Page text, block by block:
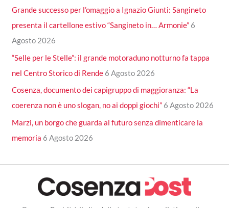
Grande successo per l’omaggio a Ignazio Giunti: Sangineto
presenta il cartellone estivo “Sangineto in… Armonie” 6
Agosto 2026
“Selle per le Stelle”: il grande motoraduno notturno fa tappa
nel Centro Storico di Rende 6 Agosto 2026
Cosenza, documento dei capigruppo di maggioranza: “La
coerenza non è uno slogan, no ai doppi giochi” 6 Agosto 2026
Marzi, un borgo che guarda al futuro senza dimenticare la
memoria 6 Agosto 2026